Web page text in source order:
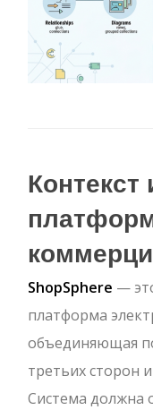
ShopSphere —
платформа
объединяющая
третьих сторон
Система должна